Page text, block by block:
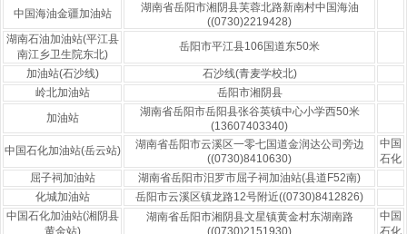
中国海油金疆加油站
湖南省岳阳市湘阴县芙蓉北路新南村中国海油
((0730)2219428)
湖南石油加油站(平江县
南江乡卫生院东北)
岳阳市平江县106国道东50米
加油站(石沙线)
石沙线(青麦学校北)
岭北加油站
岳阳市湘阴县
加油站
湖南省岳阳市岳阳县张谷英镇中心小学西50米
(13607403340)
中国石化加油站(岳云站)
湖南省岳阳市云溪区一零七国道金润达公司旁边
((0730)8410630)
中国
石化
屈子祠加油站
湖南省岳阳市汨罗市屈子祠加油站(县道F52南)
化城加油站
岳阳市云溪区镇龙路12号附近((0730)8412826)
中国石化加油站(湘阴县
湖南省岳阳市湘阴县文星镇黄金村东湖南路
中国